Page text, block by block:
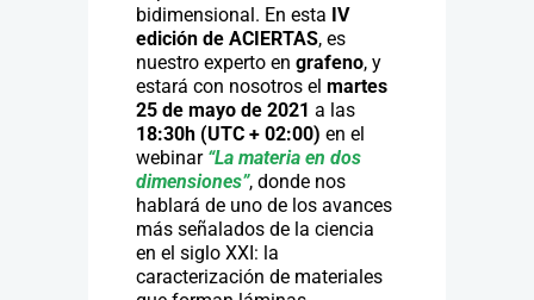
bidimensional. En esta IV
edición de ACIERTAS, es
nuestro experto en grafeno, y
estará con nosotros el martes
25 de mayo de 2021 a las
18:30h (UTC + 02:00) en el
webinar “La materia en dos
dimensiones”, donde nos
hablará de uno de los avances
más señalados de la ciencia
en el siglo XXI: la
caracterización de materiales